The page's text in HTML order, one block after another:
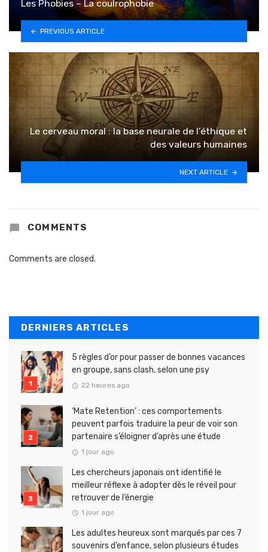
Les Phobies – La coulrophobie
PREVIOUS ARTICLE
Le cerveau moral : la base neurale de l’éthique et
des valeurs humaines
NEXT ARTICLE
COMMENTS
Comments are closed.
DERNIERS ARTICLES
5 règles d’or pour passer de bonnes vacances
en groupe, sans clash, selon une psy
22 heures ago
‘Mate Retention’ : ces comportements
peuvent parfois traduire la peur de voir son
partenaire s’éloigner d’après une étude
1 jour ago
Les chercheurs japonais ont identifié le
meilleur réflexe à adopter dès le réveil pour
retrouver de l’énergie
1 jour ago
Les adultes heureux sont marqués par ces 7
souvenirs d’enfance, selon plusieurs études